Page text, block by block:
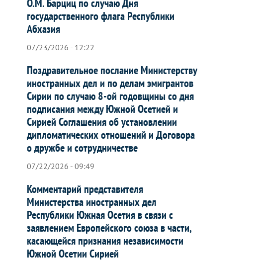
О.М. Барциц по случаю Дня
государственного флага Республики
Абхазия
07/23/2026 - 12:22
Поздравительное послание Министерству
иностранных дел и по делам эмигрантов
Сирии по случаю 8-ой годовщины со дня
подписания между Южной Осетией и
Сирией Соглашения об установлении
дипломатических отношений и Договора
о дружбе и сотрудничестве
07/22/2026 - 09:49
Комментарий представителя
Министерства иностранных дел
Республики Южная Осетия в связи с
заявлением Европейского союза в части,
касающейся признания независимости
Южной Осетии Сирией